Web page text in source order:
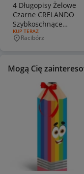
4 Długopisy Żelowe
Czarne CRELANDO
Szybkoschnące
ZESTAW
RODZAJ OFERTY:
KUP TERAZ
Miejscowość
Racibórz
Mogą Cię